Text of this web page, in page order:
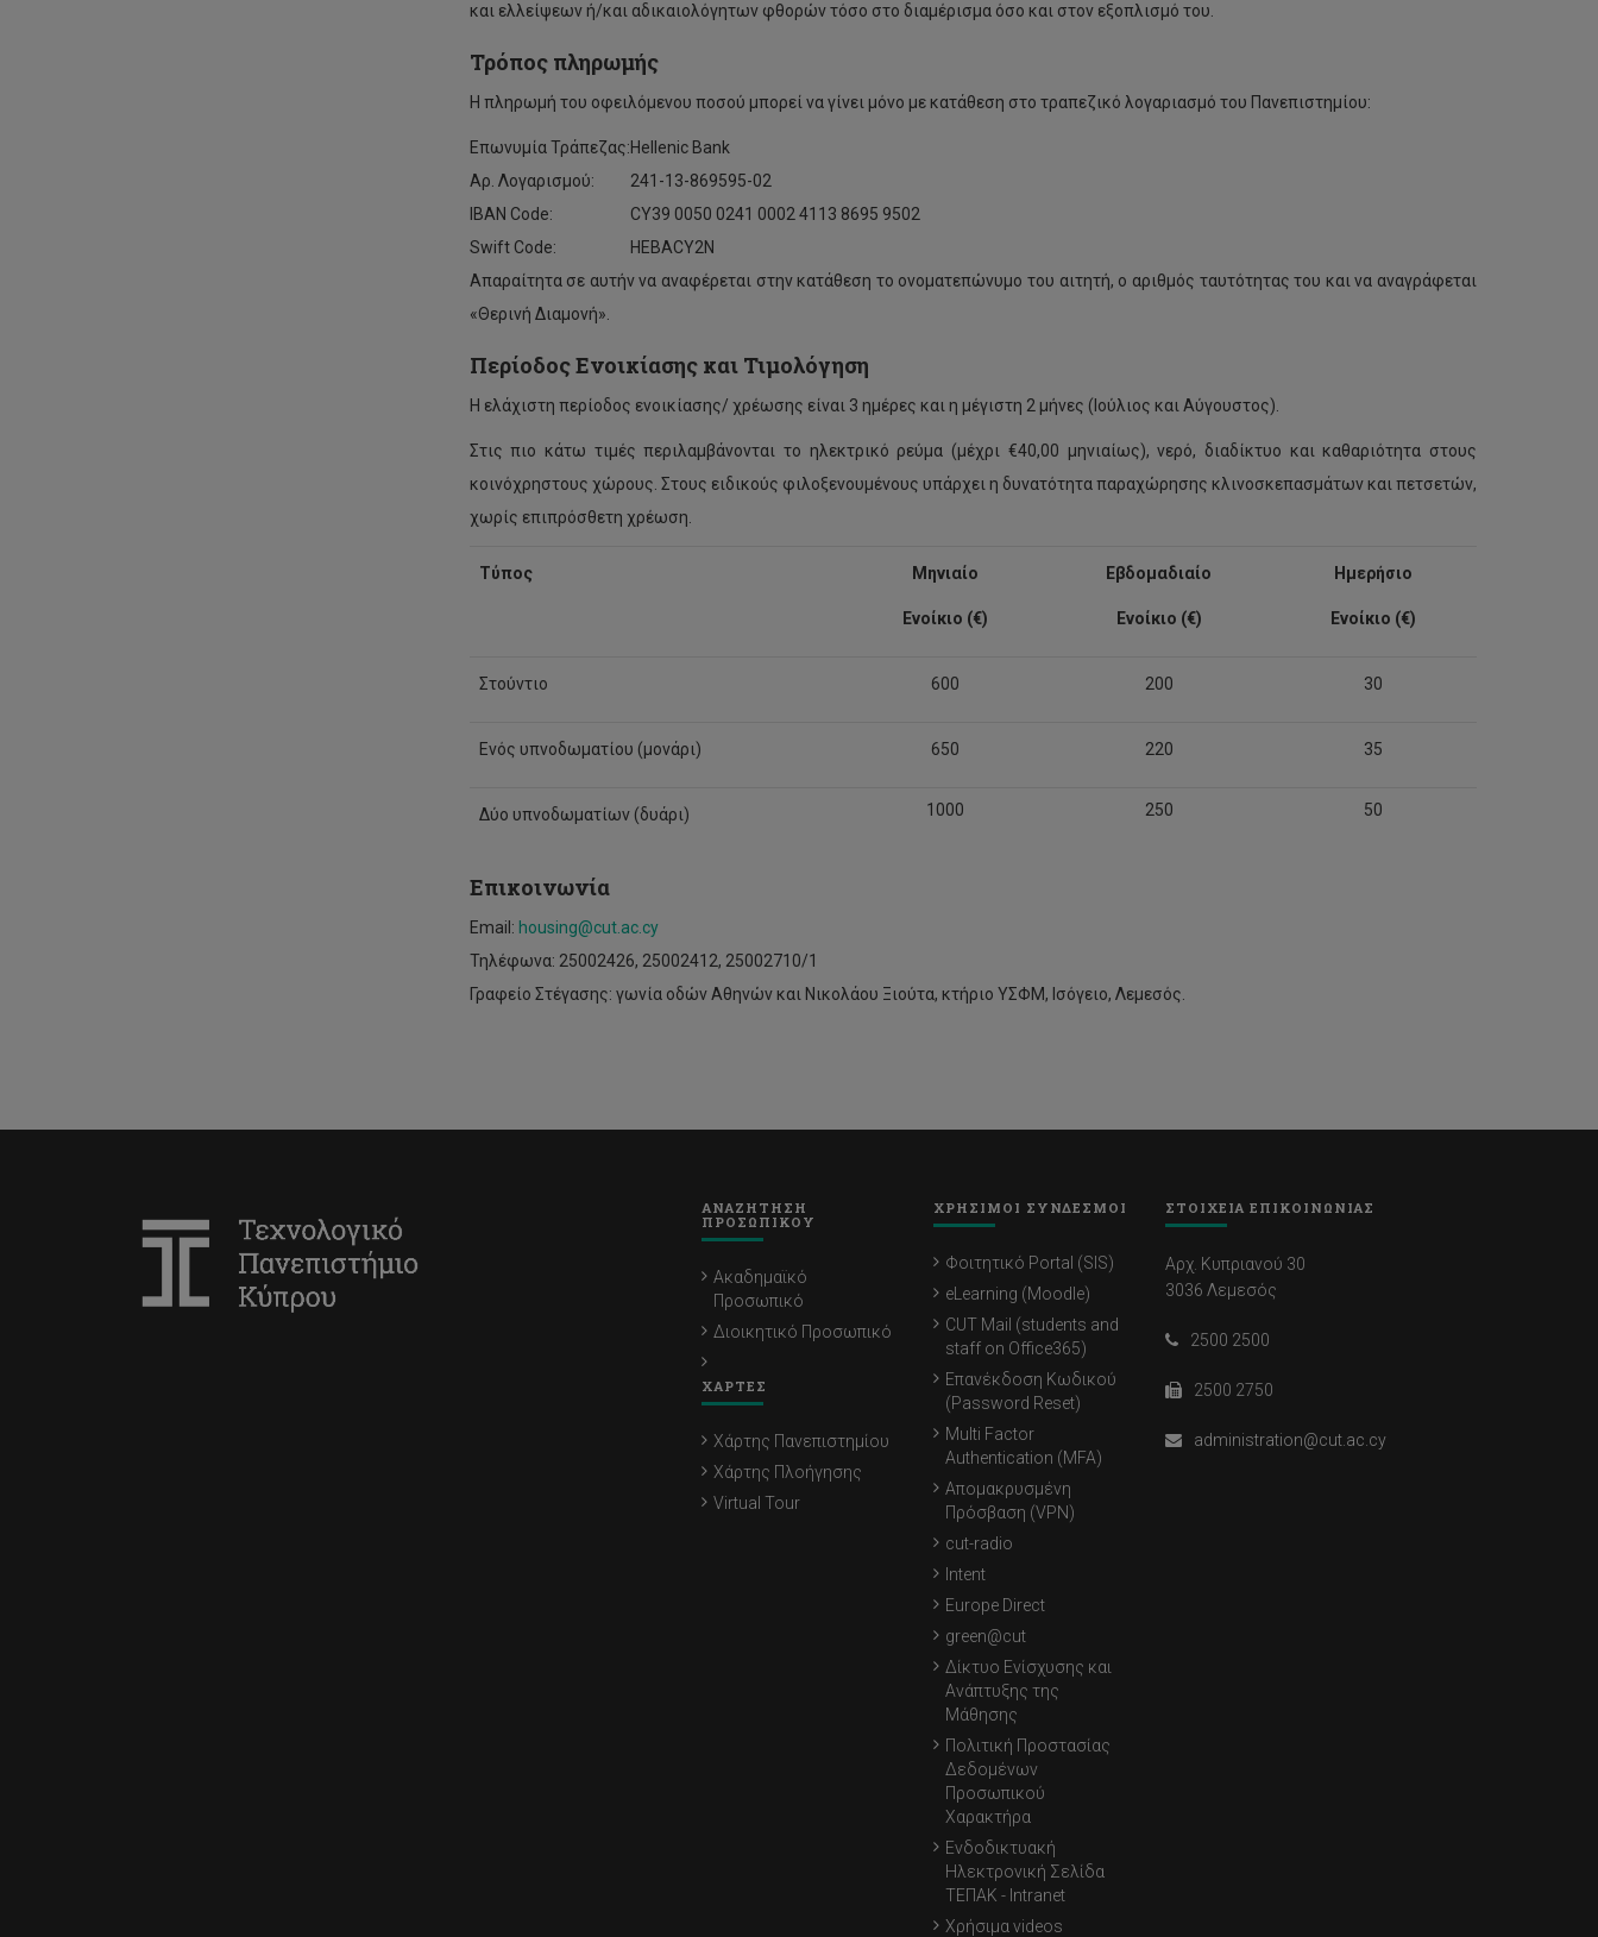
και ελλείψεων ή/και αδικαιολόγητων φθορών τόσο στο διαμέρισμα όσο και στον εξοπλισμό του.
Τρόπος πληρωμής
Η πληρωμή του οφειλόμενου ποσού μπορεί να γίνει μόνο με κατάθεση στο τραπεζικό λογαριασμό του Πανεπιστημίου:
Επωνυμία Τράπεζας:Hellenic Bank
Αρ. Λογαρισμού:
241-13-869595-02
IBAN Code:
CY39 0050 0241 0002 4113 8695 9502
Swift Code:
HEBACY2N
Απαραίτητα σε αυτήν να αναφέρεται στην κατάθεση το ονοματεπώνυμο του αιτητή, ο αριθμός ταυτότητας του και να αναγράφεται
«Θερινή Διαμονή».
Περίοδος Ενοικίασης και Τιμολόγηση
Η ελάχιστη περίοδος ενοικίασης/ χρέωσης είναι 3 ημέρες και η μέγιστη 2 μήνες (Ιούλιος και Αύγουστος).
Στις πιο κάτω τιμές περιλαμβάνονται το ηλεκτρικό ρεύμα (μέχρι €40,00 μηνιαίως), νερό, διαδίκτυο και καθαριότητα στους
κοινόχρηστους χώρους. Στους ειδικούς φιλοξενουμένους υπάρχει η δυνατότητα παραχώρησης κλινοσκεπασμάτων και πετσετών,
χωρίς επιπρόσθετη χρέωση.
Τύπος Μηνιαίο
Ενοίκιο (€)
Εβδομαδιαίο
Ενοίκιο (€)
Ημερήσιο
Ενοίκιο (€)
Στούντιο 600 200 30
Ενός υπνοδωματίου (μονάρι) 650 220 35
Δύο υπνοδωματίων (δυάρι) 1000 250 50
Επικοινωνία
Εmail: housing@cut.ac.cy
Τηλέφωνα: 25002426, 25002412, 25002710/1
Γραφείο Στέγασης: γωνία οδών Αθηνών και Νικολάου Ξιούτα, κτήριο ΥΣΦΜ, Ισόγειο, Λεμεσός.
ΑΝΑΖΗΤΗΣΗ
ΠΡΟΣΩΠΙΚΟΥ
Ακαδημαϊκό
Προσωπικό
Διοικητικό Προσωπικό
ΧΑΡΤΕΣ
Χάρτης Πανεπιστημίου
Χάρτης Πλοήγησης
Virtual Tour
ΧΡΗΣΙΜΟΙ ΣΥΝΔΕΣΜΟΙ
Φοιτητικό Portal (SIS)
eLearning (Moodle)
CUT Mail (students and
staff on Office365)
Επανέκδοση Κωδικού
(Password Reset)
Multi Factor
Authentication (MFA)
Απομακρυσμένη
Πρόσβαση (VPN)
cut-radio
Intent
Europe Direct
green@cut
Δίκτυο Ενίσχυσης και
Ανάπτυξης της
Μάθησης
Πολιτική Προστασίας
Δεδομένων
Προσωπικού
Χαρακτήρα
Ενδοδικτυακή
Ηλεκτρονική Σελίδα
ΤΕΠΑΚ - Intranet
Χρήσιμα videos
ΣΤΟΙΧΕΙΑ ΕΠΙΚΟΙΝΩΝΙΑΣ
Αρχ. Κυπριανού 30
3036 Λεμεσός
2500 2500
2500 2750
administration@cut.ac.cy